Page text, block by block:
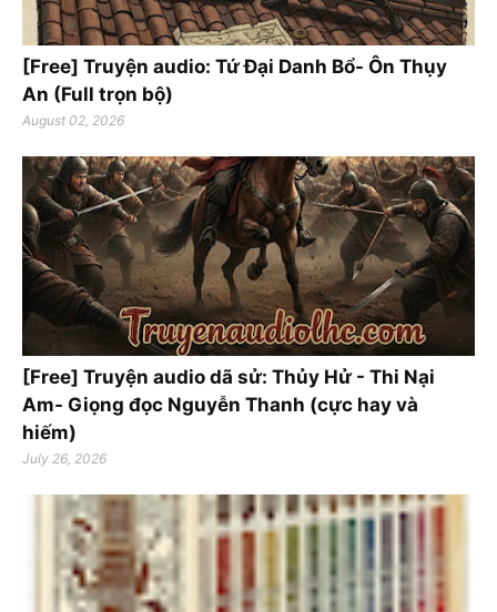
[Free] Truyện audio: Tứ Đại Danh Bổ- Ôn Thụy
An (Full trọn bộ)
August 02, 2026
[Free] Truyện audio dã sử: Thủy Hử - Thi Nại
Am- Giọng đọc Nguyễn Thanh (cực hay và
hiếm)
July 26, 2026